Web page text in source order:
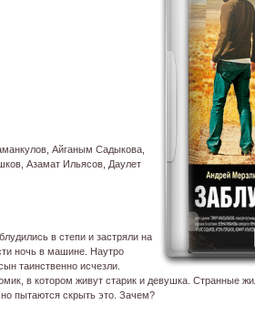
Айганым Садыкова,
Азамат Ильясов, Даулет
в степи и застряли на
ночь в машине. Наутро
таинственно исчезли.
в котором живут старик и девушка. Странные
пытаются скрыть это. Зачем?